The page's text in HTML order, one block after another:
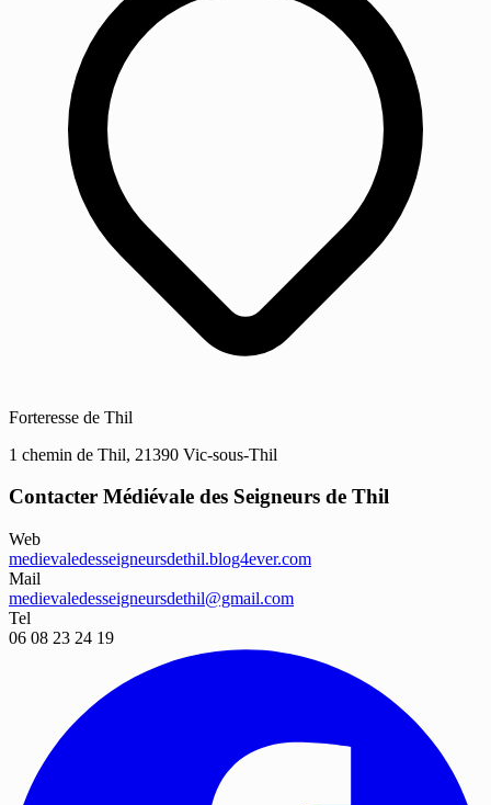
Forteresse de Thil
1 chemin de Thil, 21390 Vic-sous-Thil
Contacter Médiévale des Seigneurs de Thil
Web
medievaledesseigneursdethil.blog4ever.com
Mail
medievaledesseigneursdethil@gmail.com
Tel
06 08 23 24 19